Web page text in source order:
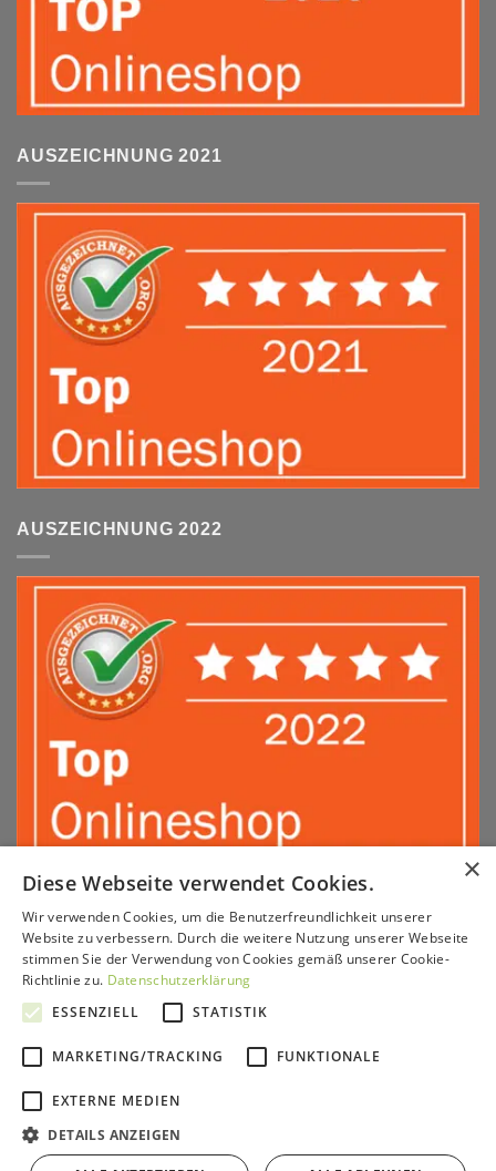
AUSZEICHNUNG 2021
AUSZEICHNUNG 2022
Sepa PayPal Amazon Apple
Pay
Google
Pay
Klarna
MasterCardAmerican
Express
Sofort GiroPay
KONTAKT & BERATUNG SERVICE
PARTNERPROGRAMM
GrünePerlen GmbH
×
Diese Webseite verwendet Cookies.
Wir verwenden Cookies, um die Benutzerfreundlichkeit unserer
Website zu verbessern. Durch die weitere Nutzung unserer Webseite
stimmen Sie der Verwendung von Cookies gemäß unserer Cookie-
Richtlinie zu. Datenschutzerklärung
ESSENZIELL
STATISTIK
MARKETING/TRACKING FUNKTIONALE
EXTERNE MEDIEN
DETAILS ANZEIGEN